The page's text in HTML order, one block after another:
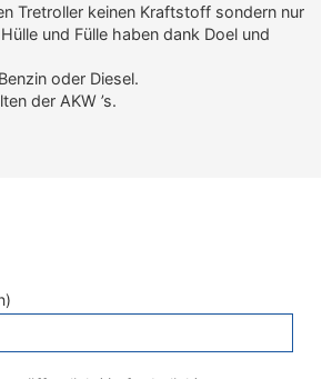
Tretroller keinen Kraftstoff sondern nur
und Fülle haben dank Doel und
oder Diesel.
der AKW ’s.